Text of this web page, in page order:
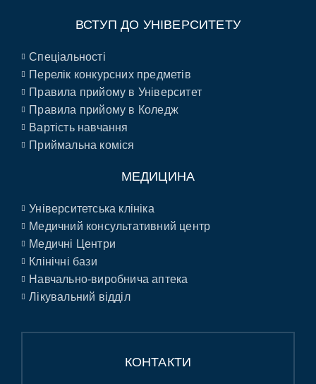
ВСТУП ДО УНІВЕРСИТЕТУ
Спеціальності
Перелік конкурсних предметів
Правила прийому в Університет
Правила прийому в Коледж
Вартість навчання
Приймальна коміся
МЕДИЦИНА
Університетська клініка
Медичний консультативний центр
Медичні Центри
Клінічні бази
Навчально-виробнича аптека
Лікувальний відділ
КОНТАКТИ